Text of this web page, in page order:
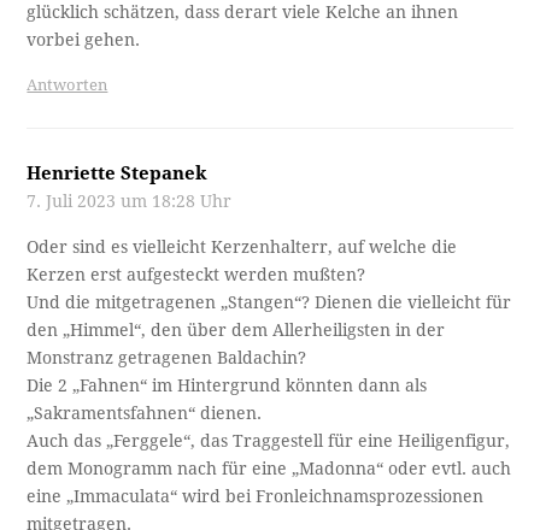
glücklich schätzen, dass derart viele Kelche an ihnen
vorbei gehen.
Antworten
Henriette Stepanek
7. Juli 2023 um 18:28 Uhr
Oder sind es vielleicht Kerzenhalterr, auf welche die
Kerzen erst aufgesteckt werden mußten?
Und die mitgetragenen „Stangen“? Dienen die vielleicht für
den „Himmel“, den über dem Allerheiligsten in der
Monstranz getragenen Baldachin?
Die 2 „Fahnen“ im Hintergrund könnten dann als
„Sakramentsfahnen“ dienen.
Auch das „Ferggele“, das Traggestell für eine Heiligenfigur,
dem Monogramm nach für eine „Madonna“ oder evtl. auch
eine „Immaculata“ wird bei Fronleichnamsprozessionen
mitgetragen.